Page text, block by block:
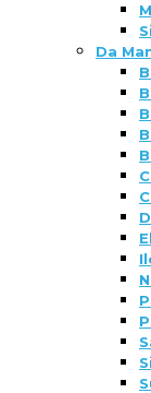
Da